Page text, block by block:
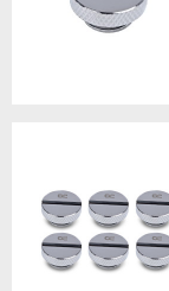
Forme
Mâle / Femelle
Mâle / Mâle